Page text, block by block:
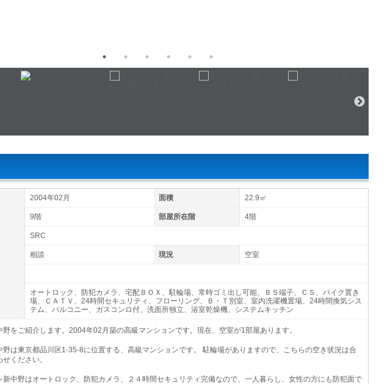
2004年02月 面積 22.9㎡
9階 部屋所在階 4階
SRC
相談 現況 空室
オートロック、防犯カメラ、宅配ＢＯＸ、駐輪場、常時ゴミ出し可能、ＢＳ端子、ＣＳ、バイク置き
場、ＣＡＴＶ、24時間セキュリティ、フローリング、Ｂ・Ｔ別室、室内洗濯機置場、24時間換気シス
テム、バルコニー、ガスコンロ付、洗面所独立、浴室乾燥機、システムキッチン
野をご紹介します。2004年02月築の高級マンションです。現在、空室が1部屋あります。
野は東京都品川区1-35-8に位置する、高級マンションです。 駐輪場がありますので、こちらの空き状況は合
ください。
新中野はオートロック、防犯カメラ、２４時間セキュリティ完備なので、一人暮らし、女性の方にも防犯面で